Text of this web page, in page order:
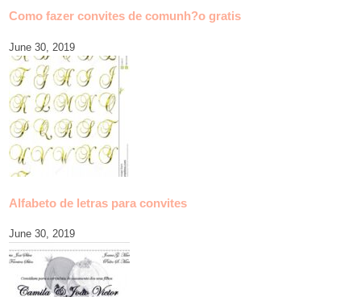
Como fazer convites de comunh?o gratis
June 30, 2019
Alfabeto de letras para convites
June 30, 2019